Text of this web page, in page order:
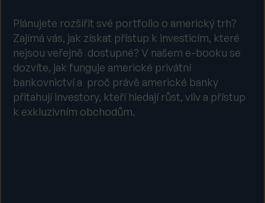
Plánujete rozšířit své portfolio o americký trh?
Zajímá vás, jak získat přístup k investicím, které
nejsou veřejně dostupné? V našem e-booku se
dozvíte, jak funguje americké privátní
bankovnictví a proč právě americké banky
přitahují investory, kteří hledají růst, vliv a přístup
k exkluzivním obchodům.